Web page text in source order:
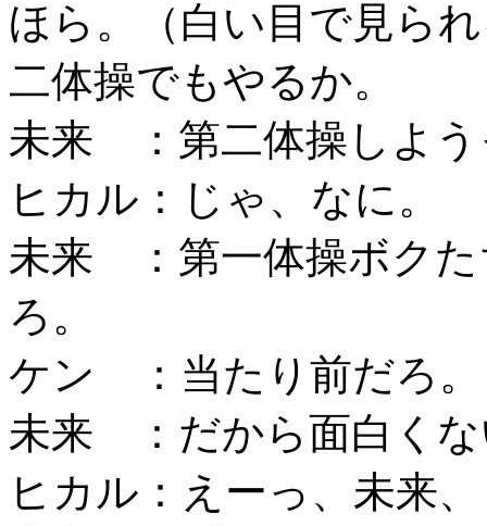
ほら。（白い目で見ら
二体操でもやるか。
未来 ：第二体操しよう
ヒカル：じゃ、なに。
未来 ：第一体操ボクた
ろ。
ケン ：当たり前だろ。
未来 ：だから面白くな
ヒカル：えーっ、未来